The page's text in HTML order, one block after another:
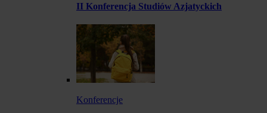
II Konferencja Studiów Azjatyckich
Konferencje